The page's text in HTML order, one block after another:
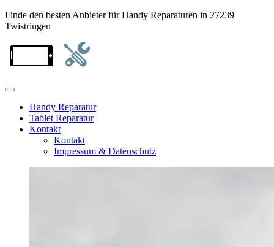
Finde den besten Anbieter für Handy Reparaturen in 27239
Twistringen
Handy Reparatur
Tablet Reparatur
Kontakt
Kontakt
Impressum & Datenschutz